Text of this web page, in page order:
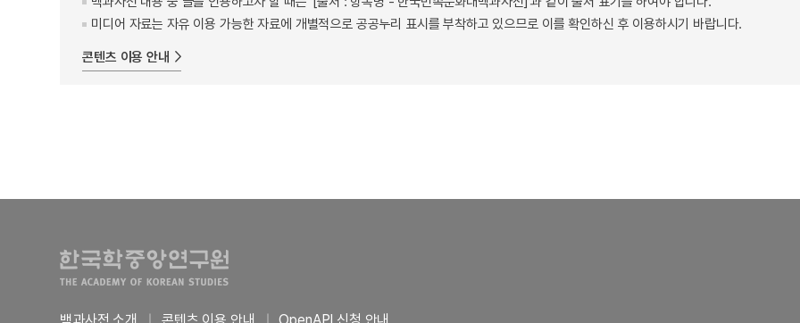
미디어 자료는 자유 이용 가능한 자료에 개별적으로 공공누리 표시를 부착하고 있으므로 이를 확인하신 후 이용하시기 바랍니다.
콘텐츠 이용 안내
백과사전 소개 콘텐츠 이용 안내 OpenAPI 신청 안내